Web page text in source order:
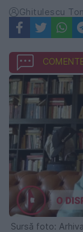
Ghitulescu
Sursă foto: